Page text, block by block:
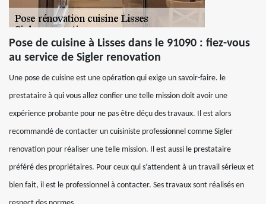
Pose de cuisine à Lisses dans le 91090 : fiez-vous
au service de Sigler renovation
Une pose de cuisine est une opération qui exige un savoir-faire. le
prestataire à qui vous allez confier une telle mission doit avoir une
expérience probante pour ne pas être déçu des travaux. Il est alors
recommandé de contacter un cuisiniste professionnel comme Sigler
renovation pour réaliser une telle mission. Il est aussi le prestataire
préféré des propriétaires. Pour ceux qui s’attendent à un travail sérieux et
bien fait, il est le professionnel à contacter. Ses travaux sont réalisés en